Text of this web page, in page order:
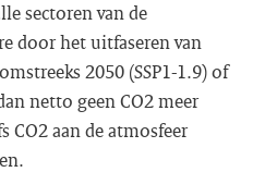
sectoren van de
door het uitfaseren van
2050 (SSP1-1.9) of
netto geen CO2 meer
CO2 aan de atmosfeer